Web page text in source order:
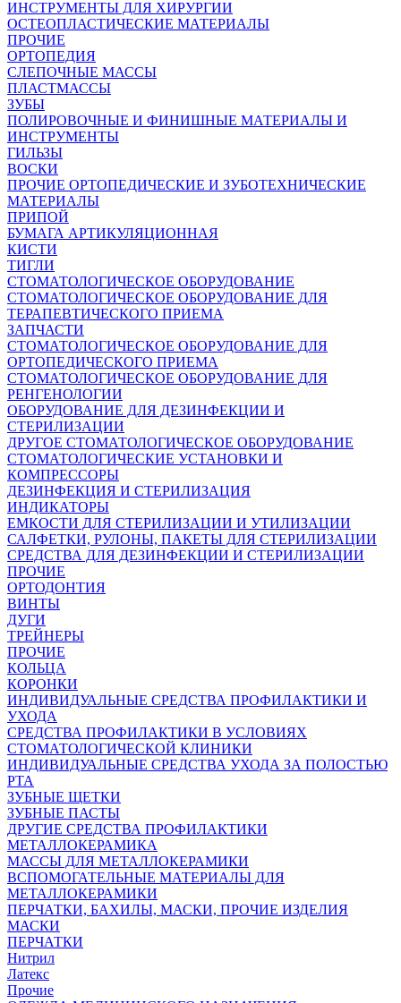
ИНСТРУМЕНТЫ ДЛЯ ХИРУРГИИ
ОСТЕОПЛАСТИЧЕСКИЕ МАТЕРИАЛЫ
ПРОЧИЕ
ОРТОПЕДИЯ
СЛЕПОЧНЫЕ МАССЫ
ПЛАСТМАССЫ
ЗУБЫ
ПОЛИРОВОЧНЫЕ И ФИНИШНЫЕ МАТЕРИАЛЫ И
ИНСТРУМЕНТЫ
ГИЛЬЗЫ
ВОСКИ
ПРОЧИЕ ОРТОПЕДИЧЕСКИЕ И ЗУБОТЕХНИЧЕСКИЕ
МАТЕРИАЛЫ
ПРИПОЙ
БУМАГА АРТИКУЛЯЦИОННАЯ
КИСТИ
ТИГЛИ
СТОМАТОЛОГИЧЕСКОЕ ОБОРУДОВАНИЕ
СТОМАТОЛОГИЧЕСКОЕ ОБОРУДОВАНИЕ ДЛЯ
ТЕРАПЕВТИЧЕСКОГО ПРИЕМА
ЗАПЧАСТИ
СТОМАТОЛОГИЧЕСКОЕ ОБОРУДОВАНИЕ ДЛЯ
ОРТОПЕДИЧЕСКОГО ПРИЕМА
СТОМАТОЛОГИЧЕСКОЕ ОБОРУДОВАНИЕ ДЛЯ
РЕНГЕНОЛОГИИ
ОБОРУДОВАНИЕ ДЛЯ ДЕЗИНФЕКЦИИ И
СТЕРИЛИЗАЦИИ
ДРУГОЕ СТОМАТОЛОГИЧЕСКОЕ ОБОРУДОВАНИЕ
СТОМАТОЛОГИЧЕСКИЕ УСТАНОВКИ И
КОМПРЕССОРЫ
ДЕЗИНФЕКЦИЯ И СТЕРИЛИЗАЦИЯ
ИНДИКАТОРЫ
ЕМКОСТИ ДЛЯ СТЕРИЛИЗАЦИИ И УТИЛИЗАЦИИ
САЛФЕТКИ, РУЛОНЫ, ПАКЕТЫ ДЛЯ СТЕРИЛИЗАЦИИ
СРЕДСТВА ДЛЯ ДЕЗИНФЕКЦИИ И СТЕРИЛИЗАЦИИ
ПРОЧИЕ
ОРТОДОНТИЯ
ВИНТЫ
ДУГИ
ТРЕЙНЕРЫ
ПРОЧИЕ
КОЛЬЦА
КОРОНКИ
ИНДИВИДУАЛЬНЫЕ СРЕДСТВА ПРОФИЛАКТИКИ И
УХОДА
СРЕДСТВА ПРОФИЛАКТИКИ В УСЛОВИЯХ
СТОМАТОЛОГИЧЕСКОЙ КЛИНИКИ
ИНДИВИДУАЛЬНЫЕ СРЕДСТВА УХОДА ЗА ПОЛОСТЬЮ
РТА
ЗУБНЫЕ ЩЕТКИ
ЗУБНЫЕ ПАСТЫ
ДРУГИЕ СРЕДСТВА ПРОФИЛАКТИКИ
МЕТАЛЛОКЕРАМИКА
МАССЫ ДЛЯ МЕТАЛЛОКЕРАМИКИ
ВСПОМОГАТЕЛЬНЫЕ МАТЕРИАЛЫ ДЛЯ
МЕТАЛЛОКЕРАМИКИ
ПЕРЧАТКИ, БАХИЛЫ, МАСКИ, ПРОЧИЕ ИЗДЕЛИЯ
МАСКИ
ПЕРЧАТКИ
Нитрил
Латекс
Прочие